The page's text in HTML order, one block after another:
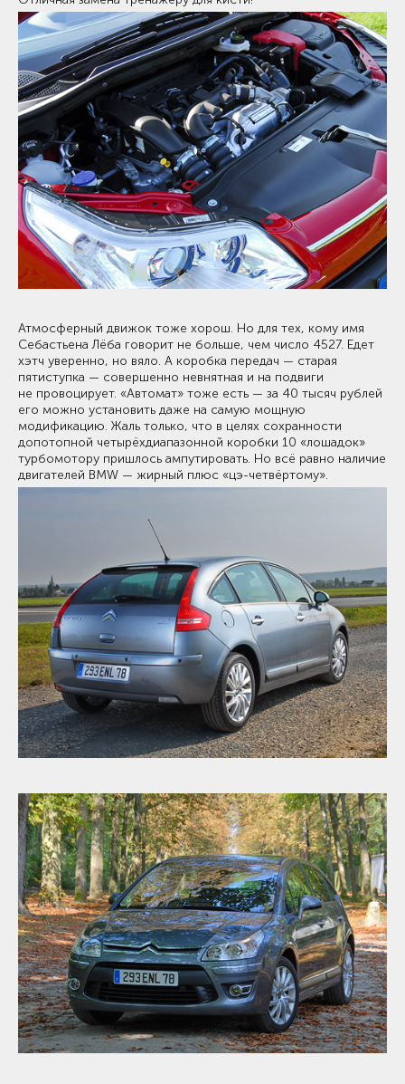
Атмосферный движок тоже хорош. Но для тех, кому имя
Себастьена Лёба говорит не больше, чем число 4527. Едет
хэтч уверенно, но вяло. А коробка передач — старая
пятиступка — совершенно невнятная и на подвиги
не провоцирует. «Автомат» тоже есть — за 40 тысяч рублей
его можно установить даже на самую мощную
модификацию. Жаль только, что в целях сохранности
допотопной четырёхдиапазонной коробки 10 «лошадок»
турбомотору пришлось ампутировать. Но всё равно наличие
двигателей BMW — жирный плюс «цэ-четвёртому».